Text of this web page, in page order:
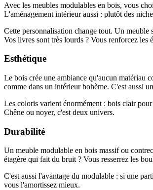
Avec les meubles modulables en bois, vous
L'aménagement intérieur aussi : plutôt des
Cette personnalisation change tout. Un meuble
Vos livres sont très lourds ? Vous renforcez les
Esthétique
Le bois crée une ambiance qu'aucun matériau
comme dans un intérieur bohème. C'est aussi
Les coloris varient énormément : bois clair
Chêne ou noyer, c'est deux univers.
Durabilité
Un meuble modulable en bois massif ou
étagère qui fait du bruit ? Vous resserrez les
C'est aussi l'avantage du modulable : si une
vous l'amortissez mieux.